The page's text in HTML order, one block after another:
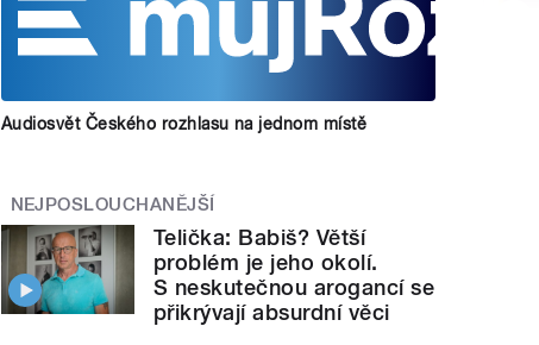
Audiosvět Českého rozhlasu na jednom místě
NEJPOSLOUCHANĚJŠÍ
Telička: Babiš? Větší
problém je jeho okolí.
S neskutečnou arogancí se
přikrývají absurdní věci